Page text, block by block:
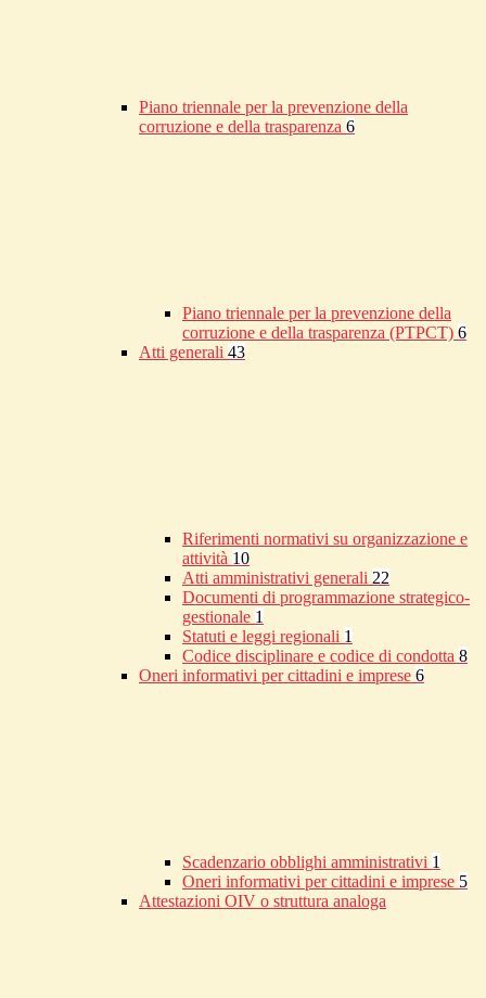
Piano triennale per la prevenzione della
corruzione e della trasparenza 6
Piano triennale per la prevenzione della
corruzione e della trasparenza (PTPCT) 6
Atti generali 43
Riferimenti normativi su organizzazione e
attività 10
Atti amministrativi generali 22
Documenti di programmazione strategico-
gestionale 1
Statuti e leggi regionali 1
Codice disciplinare e codice di condotta 8
Oneri informativi per cittadini e imprese 6
Scadenzario obblighi amministrativi 1
Oneri informativi per cittadini e imprese 5
Attestazioni OIV o struttura analoga